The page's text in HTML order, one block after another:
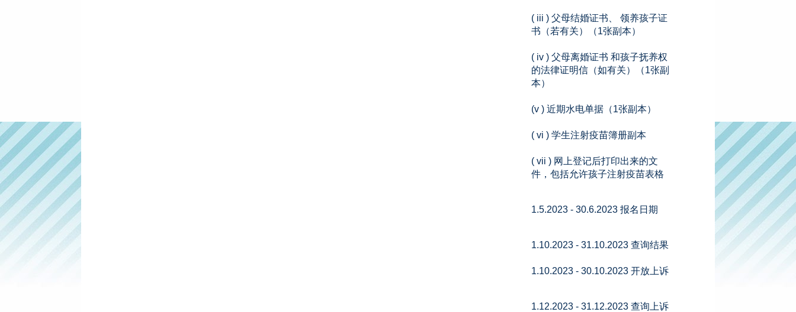
( iii ) 父母结婚证书、 领养孩子证
书（若有关）（1张副本）
( iv ) 父母离婚证书 和孩子抚养权
的法律证明信（如有关）（1张副
本）
(v ) 近期水电单据（1张副本）
( vi ) 学生注射疫苗簿册副本
( vii ) 网上登记后打印出来的文
件，包括允许孩子注射疫苗表格
1.5.2023 - 30.6.2023 报名日期
1.10.2023 - 31.10.2023 查询结果
1.10.2023 - 30.10.2023 开放上诉
1.12.2023 - 31.12.2023 查询上诉